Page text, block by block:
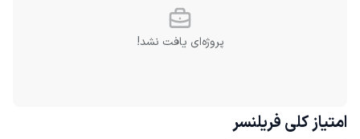
پروژه‌ای یافت نشد!
امتیاز کلی فریلنسر